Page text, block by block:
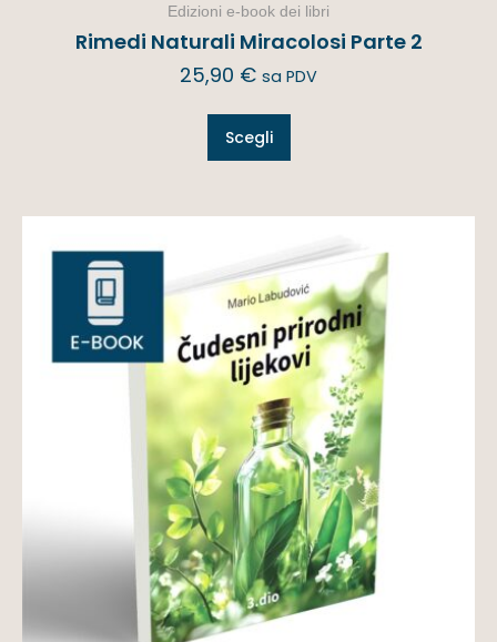
Edizioni e-book dei libri
Rimedi Naturali Miracolosi Parte 2
25,90 € sa PDV
Scegli